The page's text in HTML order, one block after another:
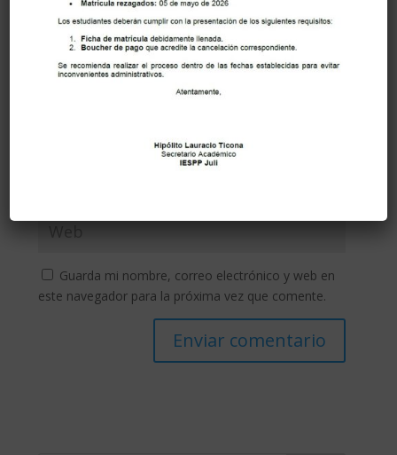
Guarda mi nombre, correo electrónico y web en
este navegador para la próxima vez que comente.